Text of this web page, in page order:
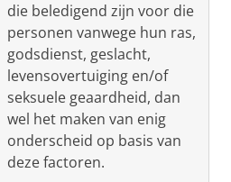
die beledigend zijn voor die
personen vanwege hun ras,
godsdienst, geslacht,
levensovertuiging en/of
seksuele geaardheid, dan
wel het maken van enig
onderscheid op basis van
deze factoren.